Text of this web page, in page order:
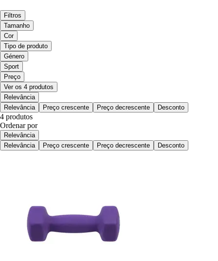
Filtros
Tamanho
Cor
Tipo de produto
Género
Sport
Preço
Ver os 4 produtos
Relevância
Relevância
Preço crescente Preço decrescente Desconto
4 produtos
Ordenar por
Relevância
Relevância
Preço crescente Preço decrescente Desconto